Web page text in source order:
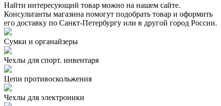
Найти интересующий товар можно на нашем сайте.
Консультанты магазина помогут подобрать товар и оформить
его доставку по Санкт-Петербургу или в другой город России.
Сумки и органайзеры
Чехлы для спорт. инвентаря
Цепи противоскольжения
Чехлы для электроники